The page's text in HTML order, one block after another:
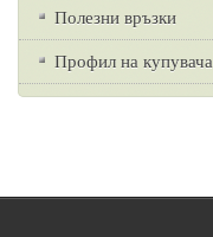
Полезни връзки
Профил на купувача